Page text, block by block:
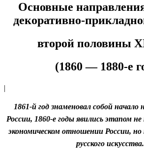
Основные
декоративно-
второй половины
(1860 — 1880-е
1861-й год знаменовал собой начало
России, 1860-е годы явились этапом
экономическом отношении России,
русского искусства.